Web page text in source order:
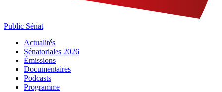
Public Sénat
Actualités
Sénatoriales 2026
Émissions
Documentaires
Podcasts
Programme